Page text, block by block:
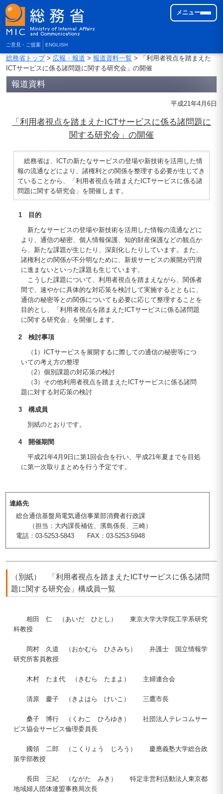
ご意見・ご提案 ENGLISH
メニュー
総務省トップ> 広報・報道 > 報道資料一覧> 「利用者視点を踏まえた
ICTサービスに係る諸問題に関する研究会」の開催
報道資料
平成21年4月6日
「利用者視点を踏まえたICTサービスに係る諸問題に
関する研究会」の開催
総務省は、ICTの新たなサービスの登場や新技術を活用した情
報の流通などにより、諸権利との関係を整理する必要が生じてき
ていることから、「利用者視点を踏まえたICTサービスに係る諸
問題に関する研究会」を開催します。
1 目的
新たなサービスの登場や新技術を活用した情報の流通などに
より、通信の秘密、個人情報保護、知的財産保護などの観点か
ら、新たな課題が生じたり、深刻化したりしています。また、
諸権利との関係が不分明なために、新規サービスの展開が円滑
に進まないといった課題も生じています。
こうした課題について、利用者視点を踏まえながら、関係者
間で、速やかに具体的な対応策を検討して実施するとともに、
通信の秘密等との関係についても必要に応じて整理することを
目的とし、「利用者視点を踏まえたICTサービスに係る諸問題
に関する研究会」を開催します。
2 検討事項
（1）ICTサービスを展開するに際しての通信の秘密等につ
いての考え方の整理
（2）個別課題の対応策の検討
（3）その他利用者視点を踏まえたICTサービスに係る諸問
題に対する対応策の検討
3 構成員
別紙のとおりです。
4 開催期間
平成21年4月9日に第1回会合を行い、平成21年夏までを目処
に第一次取りまとめを行う予定です。
連絡先
総合通信基盤局電気通信事業部消費者行政課
（担当：大内課長補佐、濱島係長、三崎）
電話：03-5253-5843 FAX：03-5253-5948
（別紙） 「利用者視点を踏まえたICTサービスに係る諸問
題に関する研究会」構成員一覧
相田 仁 （あいだ ひとし） 東京大学大学院工学系研究
科教授
岡村 久道 （おかむら ひさみち） 弁護士 国立情報学
研究所客員教授
木村 たま代 （きむら たまよ） 主婦連合会
清原 慶子 （きよはら けいこ） 三鷹市長
桑子 博行 （くわこ ひろゆき） 社団法人テレコムサー
ビス協会サービス倫理委員長
國領 二郎 （こくりょう じろう） 慶應義塾大学総合政
策学部教授
長田 三紀 （ながた みき） 特定非営利活動法人東京都
地域婦人団体連盟事務局次長